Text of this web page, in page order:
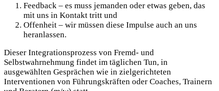
Feedback – es muss jemanden oder etwas geben, das
mit uns in Kontakt tritt und
Offenheit – wir müssen diese Impulse auch an uns
heranlassen.
Dieser Integrationsprozess von Fremd- und
Selbstwahrnehmung findet im täglichen Tun, in
ausgewählten Gesprächen wie in zielgerichteten
Interventionen von Führungskräften oder Coaches, Trainern